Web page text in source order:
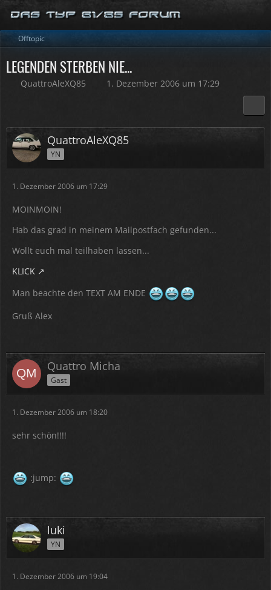
Offtopic
LEGENDEN STERBEN NIE...
QuattroAleXQ85 1. Dezember 2006 um 17:29
QuattroAleXQ85
YN
1. Dezember 2006 um 17:29
MOINMOIN!
Hab das grad in meinem Mailpostfach gefunden...
Wollt euch mal teilhaben lassen...
KLICK
Man beachte den TEXT AM ENDE
Gruß Alex
Quattro Micha
Gast
1. Dezember 2006 um 18:20
sehr schön!!!!
:jump:
luki
YN
1. Dezember 2006 um 19:04